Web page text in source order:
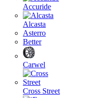
Accuride
Alcasta
Asterro
Better
Carwel
Cross Street